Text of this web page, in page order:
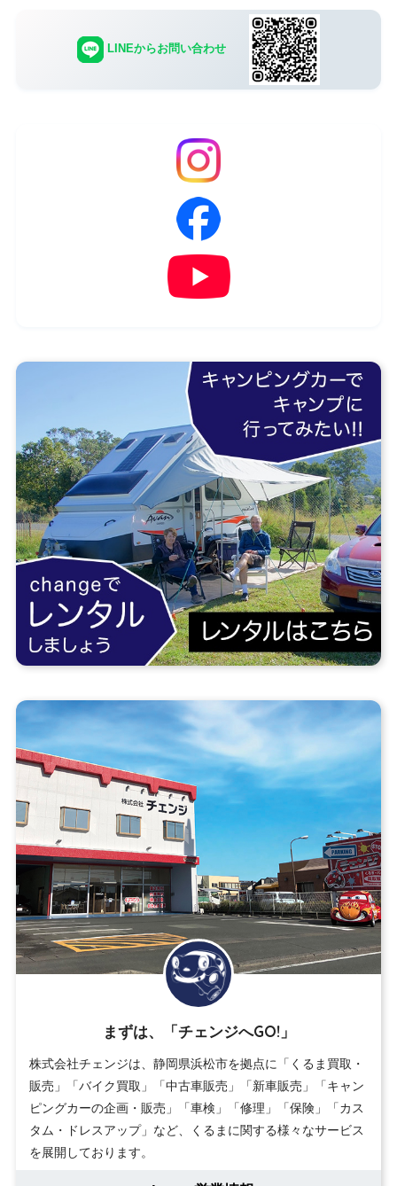
LINEからお問い合わせ
まずは、「チェンジへGO!」
株式会社チェンジは、静岡県浜松市を拠点に「くるま買取・
販売」「バイク買取」「中古車販売」「新車販売」「キャン
ピングカーの企画・販売」「車検」「修理」「保険」「カス
タム・ドレスアップ」など、くるまに関する様々なサービス
を展開しております。